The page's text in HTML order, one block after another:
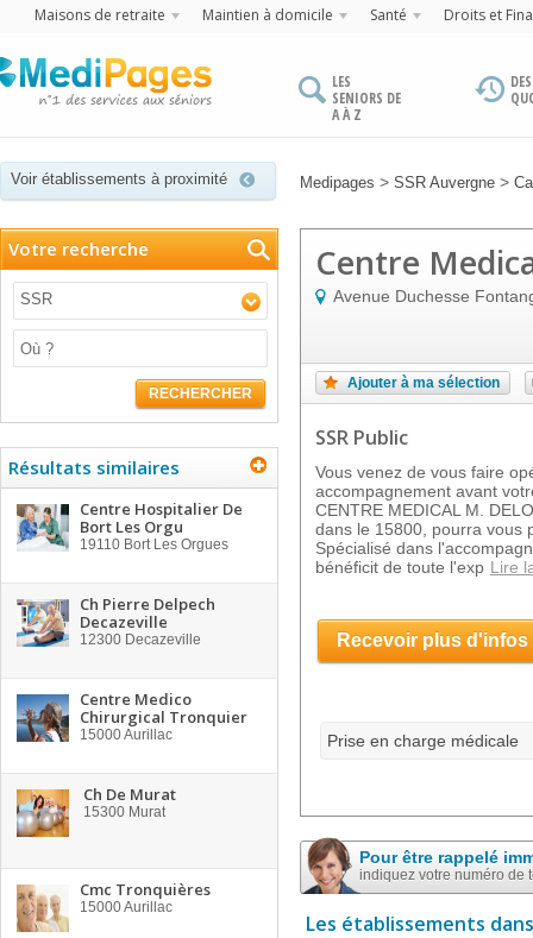
Maisons de retraite Maintien à domicile Santé Droits et
LES
SENIORS DE
A À Z
Voir établissements à proximité Medipages > SSR Auvergne >
Votre recherche
SSR
RECHERCHER
Résultats similaires
Centre Hospitalier De
Bort Les Orgu
19110 Bort Les Orgues
Ch Pierre Delpech
Decazeville
12300 Decazeville
Centre Medico
Chirurgical Tronquier
15000Aurillac
Ch De Murat
15300 Murat
Cmc Tronquières
15000Aurillac
Centre
Avenue Duchesse
Ajouter à ma sélection
SSR Public
Vous venez de vous faire
accompagnement avant
CENTRE MEDICAL M.
dans le 15800, pourra vous
Spécialisé dans
bénéficit de toute l'exp Lire
Recevoir plus d'infos
Prise en charge médicale
Pour être rappelé
indiquez votre numéro de
Les établissements